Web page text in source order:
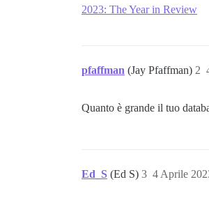
2023: The Year in Review
pfaffman (Jay Pfaffman) 2
Quanto è grande il tuo
Ed_S (Ed S) 4 Aprile
3